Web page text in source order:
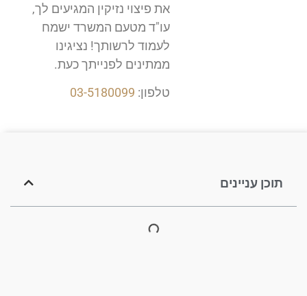
את פיצוי נזיקין המגיעים לך,
עו"ד מטעם המשרד ישמח
לעמוד לרשותך! נציגינו
ממתינים לפנייתך כעת.
טלפון: 03-5180099
תוכן עניינים